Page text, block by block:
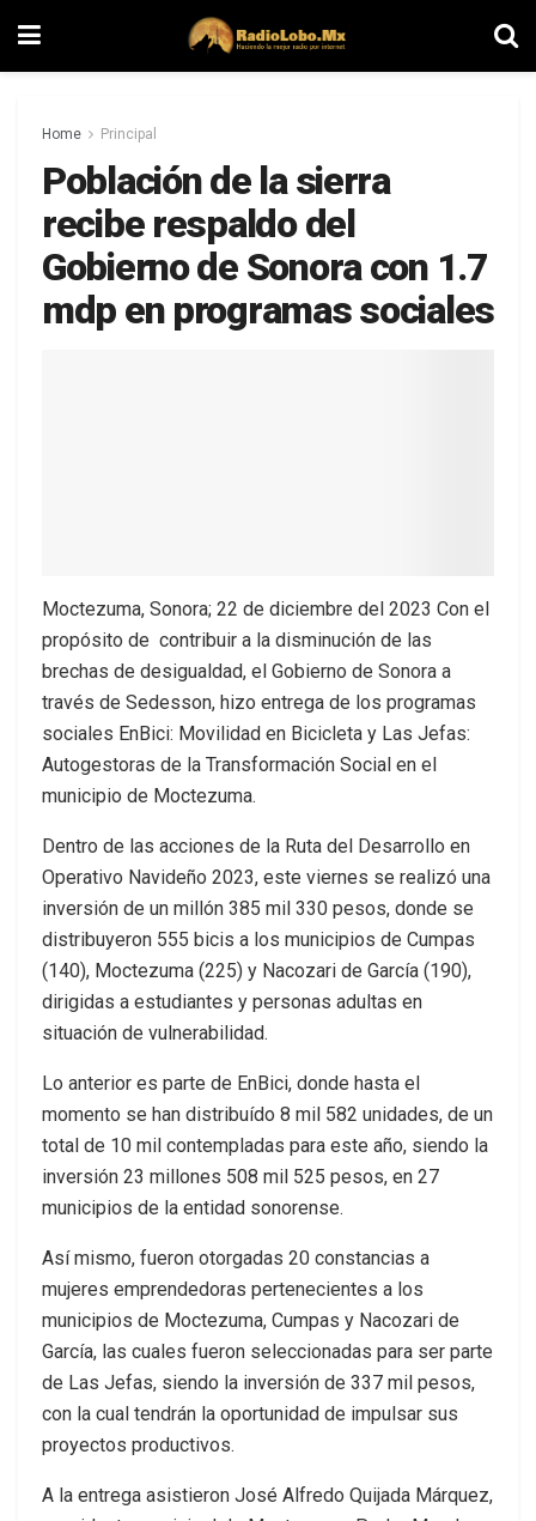
Home Principal
Población de la sierra
recibe respaldo del
Gobierno de Sonora con 1.7
mdp en programas sociales
Moctezuma, Sonora; 22 de diciembre del 2023 Con el
propósito de contribuir a la disminución de las
brechas de desigualdad, el Gobierno de Sonora a
través de Sedesson, hizo entrega de los programas
sociales EnBici: Movilidad en Bicicleta y Las Jefas:
Autogestoras de la Transformación Social en el
municipio de Moctezuma.
Dentro de las acciones de la Ruta del Desarrollo en
Operativo Navideño 2023, este viernes se realizó una
inversión de un millón 385 mil 330 pesos, donde se
distribuyeron 555 bicis a los municipios de Cumpas
(140), Moctezuma (225) y Nacozari de García (190),
dirigidas a estudiantes y personas adultas en
situación de vulnerabilidad.
Lo anterior es parte de EnBici, donde hasta el
momento se han distribuído 8 mil 582 unidades, de un
total de 10 mil contempladas para este año, siendo la
inversión 23 millones 508 mil 525 pesos, en 27
municipios de la entidad sonorense.
Así mismo, fueron otorgadas 20 constancias a
mujeres emprendedoras pertenecientes a los
municipios de Moctezuma, Cumpas y Nacozari de
García, las cuales fueron seleccionadas para ser parte
de Las Jefas, siendo la inversión de 337 mil pesos,
con la cual tendrán la oportunidad de impulsar sus
proyectos productivos.
A la entrega asistieron José Alfredo Quijada Márquez,